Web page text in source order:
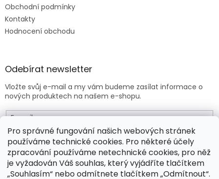
Pro správné fungování našich webových stránek
používáme technické cookies. Pro některé účely
zpracování používáme netechnické cookies, pro něž
je vyžadován Váš souhlas, který vyjádříte tlačítkem
„Souhlasím“ nebo odmítnete tlačítkem „Odmítnout“.
Obchodní podmínky
Kontakty
Hodnocení obchodu
Odebírat newsletter
Vložte svůj e-mail a my vám budeme zasílat informace o
nových produktech na našem e-shopu.
E-mail
Vložením e-mailu souhlasíte sobchodními podmínkami .
PŘIHLÁSIT SE